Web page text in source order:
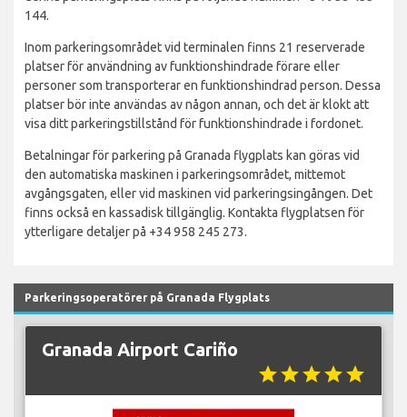
144.
Inom parkeringsområdet vid terminalen finns 21 reserverade
platser för användning av funktionshindrade förare eller
personer som transporterar en funktionshindrad person. Dessa
platser bör inte användas av någon annan, och det är klokt att
visa ditt parkeringstillstånd för funktionshindrade i fordonet.
Betalningar för parkering på Granada flygplats kan göras vid
den automatiska maskinen i parkeringsområdet, mittemot
avgångsgaten, eller vid maskinen vid parkeringsingången. Det
finns också en kassadisk tillgänglig. Kontakta flygplatsen för
ytterligare detaljer på +34 958 245 273.
Parkeringsoperatörer på Granada Flygplats
Granada Airport Cariño
starstarstarstarstar